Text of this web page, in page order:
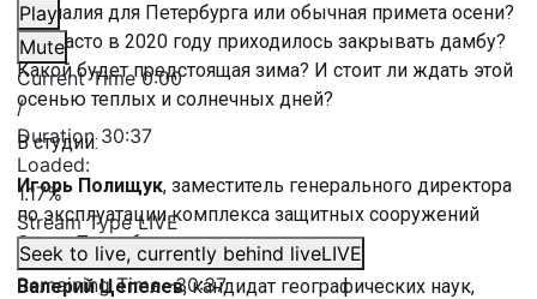
Play
Mute
Current Time0:00
/
Duration 30:37
Loaded:
1.17%
Stream TypeLIVE
Seek to live, currently behind liveLIVE
Remaining Time-30:37
аномалия для Петербурга или обычная примета осени?
Как часто в 2020 году приходилось закрывать дамбу?
Какой будет предстоящая зима? И стоит ли ждать этой
осенью теплых и солнечных дней?
В студии:
Игорь Полищук, заместитель генерального директора
по эксплуатации комплекса защитных сооружений
Санкт-Петербурга;
Валерий Цепелев, кандидат географических наук,